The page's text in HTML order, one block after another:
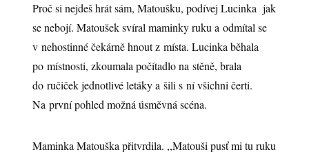
Proč si nejdeš hrát sám, Matoušku, podívej Lucinka jak
se nebojí. Matoušek svíral maminky ruku a odmítal se
v nehostinné čekárně hnout z místa. Lucinka běhala
po místnosti, zkoumala počítadlo na stěně, brala
do ručiček jednotlivé letáky a šili s ní všichni čerti.
Na první pohled možná úsměvná scéna.
Maminka Matouška přitvrdila. ,,Matouši pusť mi tu ruku